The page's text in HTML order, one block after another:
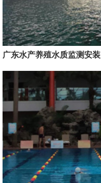
广东水产养殖水质监测安装